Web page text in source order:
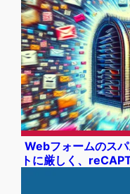
Webフォームのス
トに厳しく、